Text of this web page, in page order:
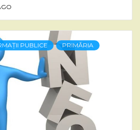
PUBLICE PRIMĂRIA